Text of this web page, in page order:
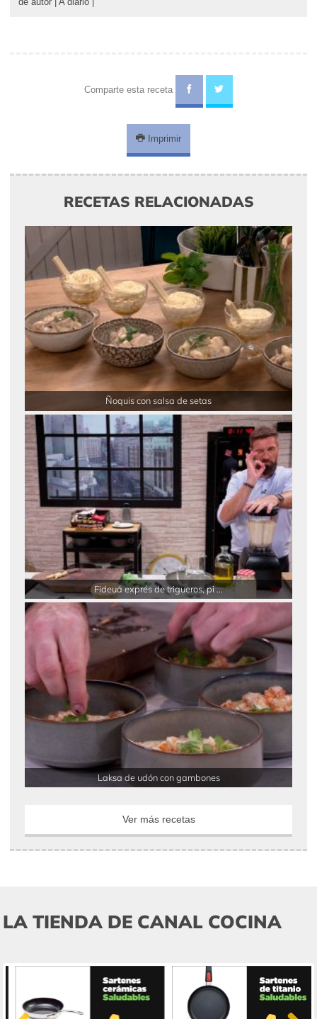
Comparte esta receta
Imprimir
RECETAS RELACIONADAS
Ñoquis con salsa de setas
Fideuá exprés de trigueros, pi ...
Laksa de udón con gambones
Ver más recetas
LA TIENDA DE CANAL COCINA